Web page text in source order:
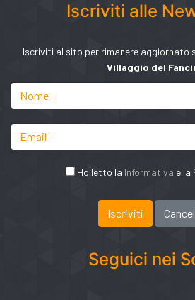
Iscriviti alle
Iscriviti al sito per rimanere aggiornato
Villaggio del
Ho letto la Informativa e la
Seguici nei